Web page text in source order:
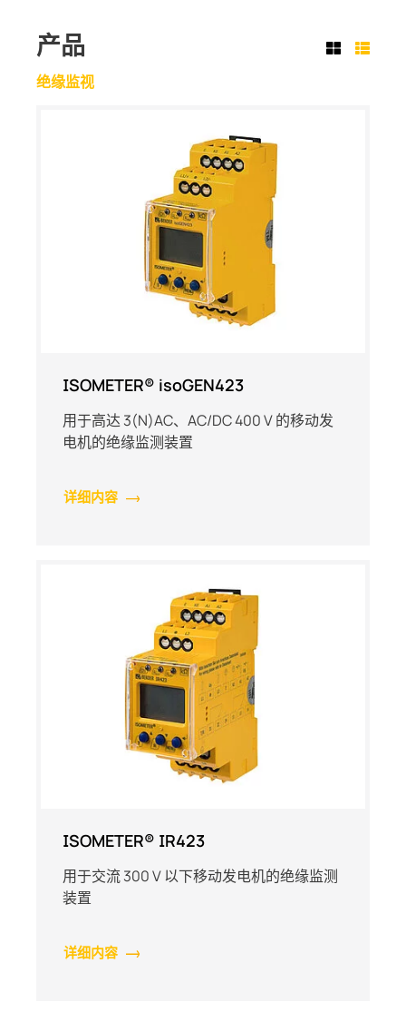
产品
绝缘监视
ISOMETER® isoGEN423
用于高达 3(N)AC、AC/DC 400 V 的移动发
电机的绝缘监测装置
详细内容
ISOMETER® IR423
用于交流 300 V 以下移动发电机的绝缘监测
装置
详细内容